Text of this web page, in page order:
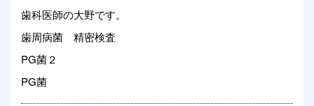
歯科医師の大野です。
歯周病菌 精密検査
PG菌２
PG菌